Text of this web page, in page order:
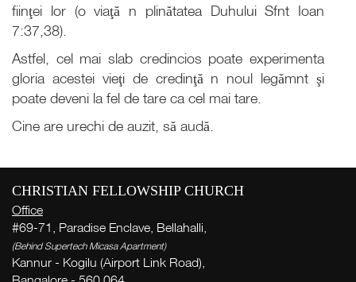
fiinţei lor (o viaţă n plinătatea Duhului Sfnt Ioan
7:37,38).
Astfel, cel mai slab credincios poate experimenta
gloria acestei vieţi de credinţă n noul legămnt şi
poate deveni la fel de tare ca cel mai tare.
Cine are urechi de auzit, să audă.
CHRISTIAN FELLOWSHIP CHURCH
Office
#69-71, Paradise Enclave, Bellahalli,
(Behind Supertech Micasa Apartment)
Kannur - Kogilu (Airport Link Road),